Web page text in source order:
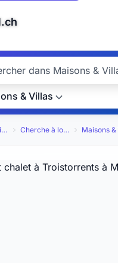
& Villas
Immobilier Cherche à louer